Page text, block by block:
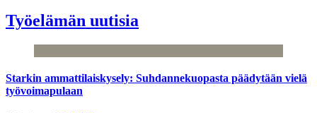
Työelämän uutisia
Starkin ammattilaiskysely: Suhdannekuopasta päädytään vielä
työvoimapulaan